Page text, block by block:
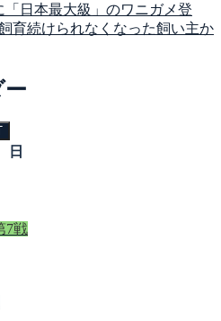
日本最大級」のワニガメ登
続けられなくなった飼い主か
日
7戦